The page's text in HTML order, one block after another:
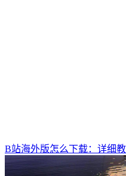
B站海外版怎么下载：详细